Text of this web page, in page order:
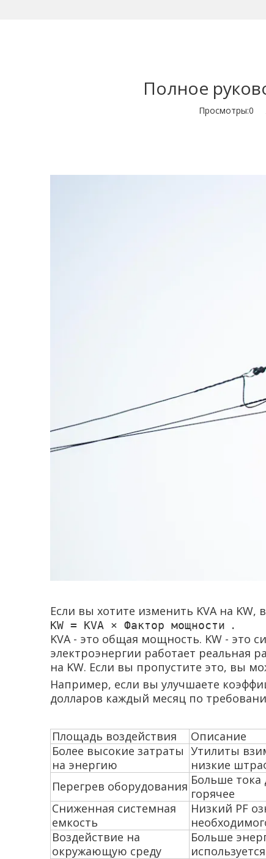
Полное
Просмотры:0
Если вы хотите изменить KVA на KW,
KW = KVA × Фактор мощности .
KVA - это общая мощность. KW - это
электроэнергии работает реальная
на KW. Если вы пропустите это, вы
Например, если вы улучшаете
долларов каждый месяц по
Площадь воздействия Описание
Более высокие затраты
на энергию
Утилиты
низкие
Перегрев оборудования Больше тока
горячее
Сниженная системная
емкость
Низкий PF
Воздействие на
окружающую среду
Больше